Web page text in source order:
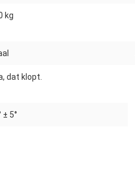
kg
dat klopt.
± 5°